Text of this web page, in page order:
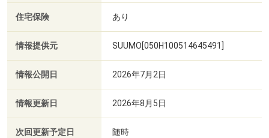
住宅保険 あり
情報提供元 SUUMO[050H100514645491]
情報公開日 2026年7月2日
情報更新日 2026年8月5日
次回更新予定日 随時